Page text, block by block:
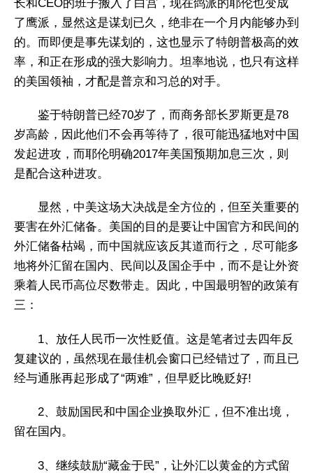
长和CEO的班子搬入了白宫，现在鸽派的耶伦也变成
了鹰派，显然这是谋划已久，绝非在一个月内能够办到
的。而即便是事先谋划的，这也显示了特朗普极高的效
率，和正在形成的强大影响力。坦率地说，也只有这样
的美国领袖，才配是普京和习总的对手。
鉴于特朗普已经70岁了，而商务部长罗斯更是78
岁高龄，因此他们不会再等待了，很可能迅猛地对中国
发起进攻，而耶伦明确2017年美国预期加息三次，则
是配合这种进攻。
显然，中美这场大决战是全方位的，但至关重要的
要害在外汇储备。美国的目的是要让中国官方和民间的
外汇储备枯竭，而中国就应该反其道而行之，尽可能多
地将外汇留在国内、民间以及国企手中，而不是让外资
乘着人民币高位尽数带走。因此，中国最明智的政策有
三：
1、放任人民币一次性贬值。这是笔者过去四年反
复建议的，虽然现在最佳机会窗口已经错过了，而且已
经与通胀再起形成了“两难”，但早贬比晚贬好!
2、鼓励国民和中国企业换取外汇，但不准出境，
留在国内。
3、继续鼓励“藏金于民”，让外汇以黄金的方式留